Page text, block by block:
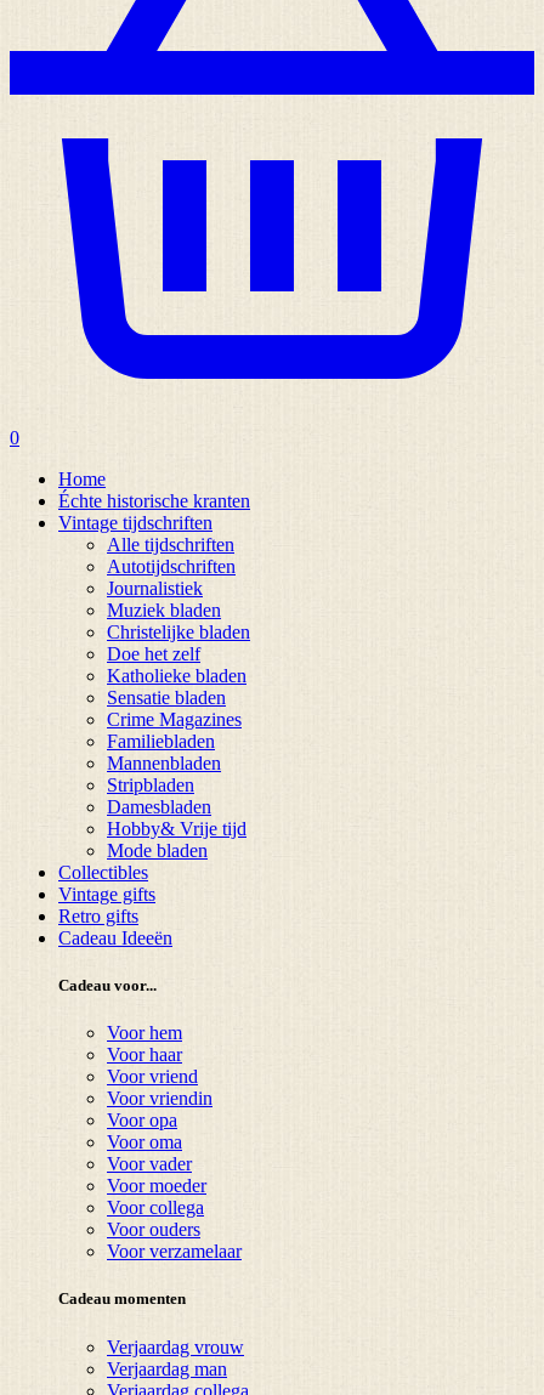
0
Home
Échte historische kranten
Vintage tijdschriften
Alle tijdschriften
Autotijdschriften
Journalistiek
Muziek bladen
Christelijke bladen
Doe het zelf
Katholieke bladen
Sensatie bladen
Crime Magazines
Familiebladen
Mannenbladen
Stripbladen
Damesbladen
Hobby& Vrije tijd
Mode bladen
Collectibles
Vintage gifts
Retro gifts
Cadeau Ideeën
Cadeau voor...
Voor hem
Voor haar
Voor vriend
Voor vriendin
Voor opa
Voor oma
Voor vader
Voor moeder
Voor collega
Voor ouders
Voor verzamelaar
Cadeau momenten
Verjaardag vrouw
Verjaardag man
Verjaardag collega